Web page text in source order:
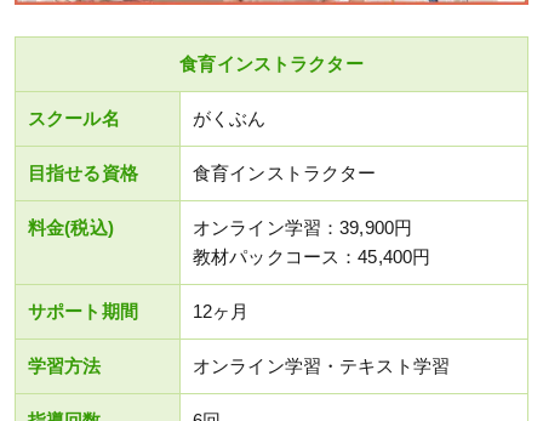
食育インストラクター
スクール名 がくぶん
目指せる資格 食育インストラクター
料金(税込)
オンライン学習：39,900円
教材パックコース：45,400円
サポート期間 12ヶ月
学習方法 オンライン学習・テキスト学習